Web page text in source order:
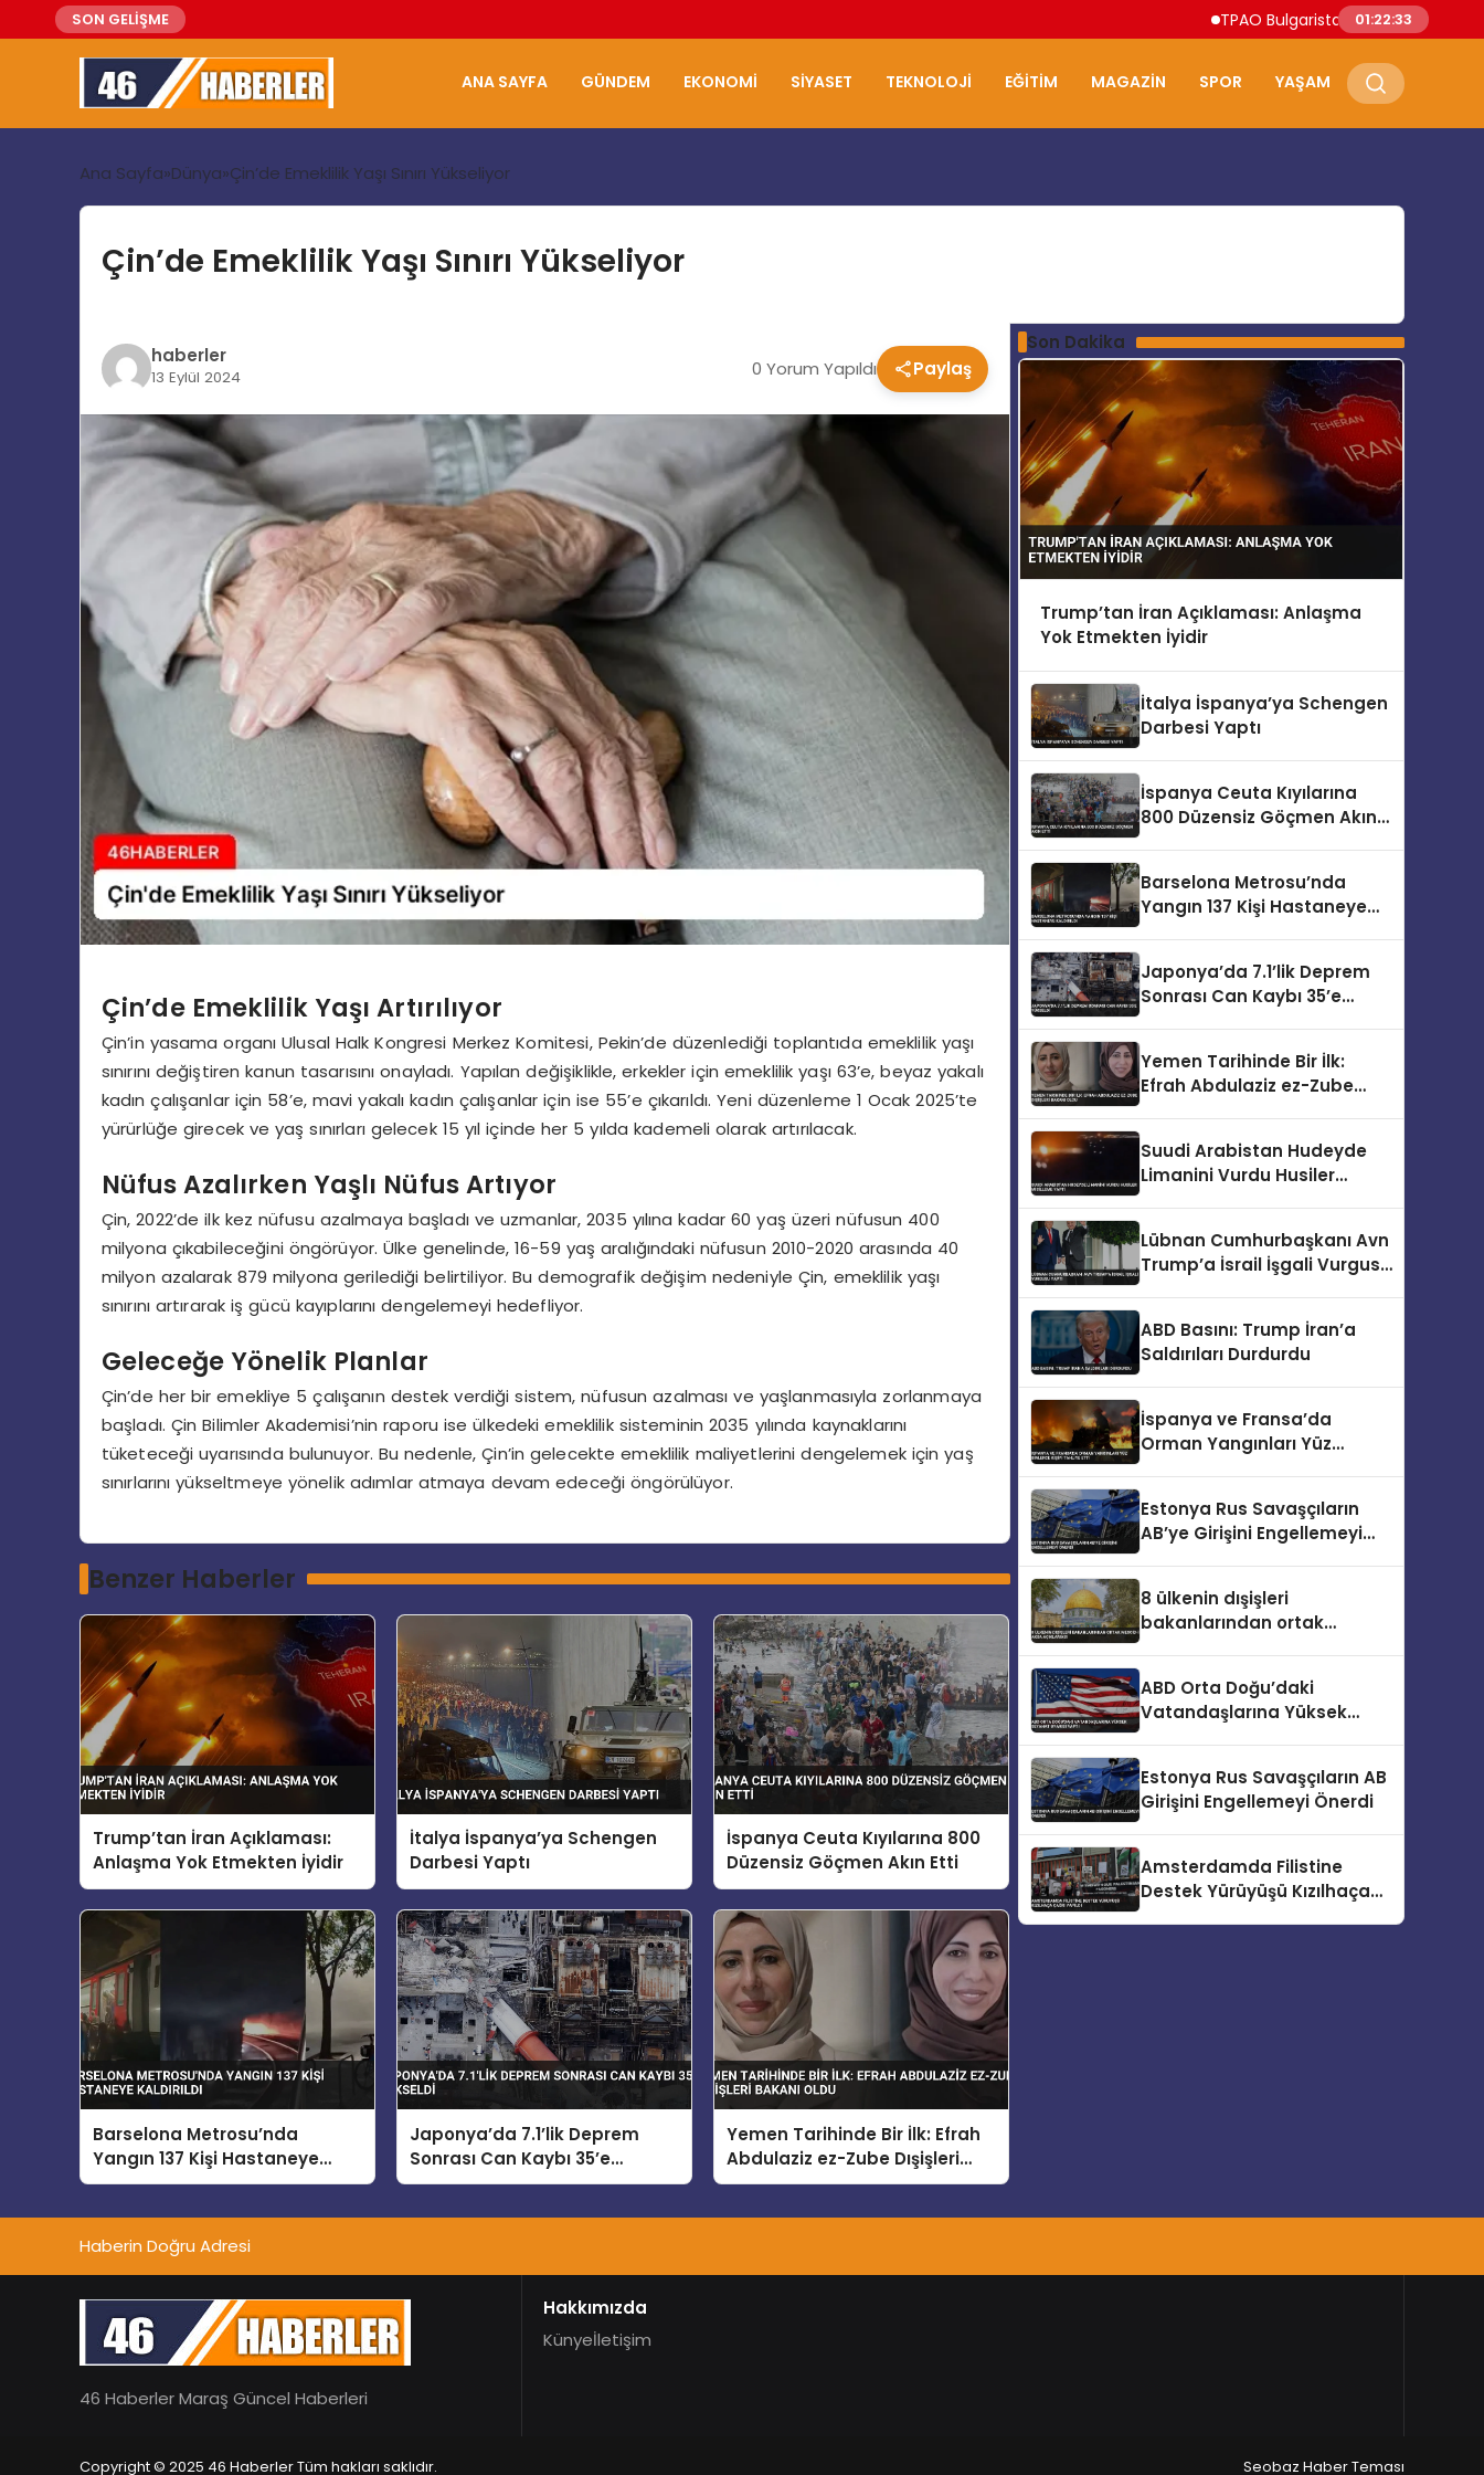
SON GELİŞME TPAO Bulgaristan Sularında Petrol ve
01:22:34
ANA SAYFA GÜNDEM EKONOMI SIYASET TEKNOLOJI EĞITIM MAGAZIN SPOR YAŞAM
Ana Sayfa Dünya Çin’de Emeklilik Yaşı Sınırı Yükseliyor
Çin’de Emeklilik Yaşı Sınırı Yükseliyor
haberler
13 Eylül 2024 0 Yorum Yapıldı Paylaş
Çin’de Emeklilik Yaşı Artırılıyor
Çin’in yasama organı Ulusal Halk Kongresi Merkez Komitesi, Pekin’de düzenlediği toplantıda emeklilik yaşı
sınırını değiştiren kanun tasarısını onayladı. Yapılan değişiklikle, erkekler için emeklilik yaşı 63’e, beyaz yakalı
kadın çalışanlar için 58’e, mavi yakalı kadın çalışanlar için ise 55’e çıkarıldı. Yeni düzenleme 1 Ocak 2025’te
yürürlüğe girecek ve yaş sınırları gelecek 15 yıl içinde her 5 yılda kademeli olarak artırılacak.
Nüfus Azalırken Yaşlı Nüfus Artıyor
Çin, 2022’de ilk kez nüfusu azalmaya başladı ve uzmanlar, 2035 yılına kadar 60 yaş üzeri nüfusun 400
milyona çıkabileceğini öngörüyor. Ülke genelinde, 16-59 yaş aralığındaki nüfusun 2010-2020 arasında 40
milyon azalarak 879 milyona gerilediği belirtiliyor. Bu demografik değişim nedeniyle Çin, emeklilik yaşı
sınırını artırarak iş gücü kayıplarını dengelemeyi hedefliyor.
Geleceğe Yönelik Planlar
Çin’de her bir emekliye 5 çalışanın destek verdiği sistem, nüfusun azalması ve yaşlanmasıyla zorlanmaya
başladı. Çin Bilimler Akademisi’nin raporu ise ülkedeki emeklilik sisteminin 2035 yılında kaynaklarını
tüketeceği uyarısında bulunuyor. Bu nedenle, Çin’in gelecekte emeklilik maliyetlerini dengelemek için yaş
sınırlarını yükseltmeye yönelik adımlar atmaya devam edeceği öngörülüyor.
Benzer Haberler
Trump’tan İran Açıklaması:
Anlaşma Yok Etmekten İyidir
İtalya İspanya’ya Schengen
Darbesi Yaptı
İspanya Ceuta Kıyılarına 800
Düzensiz Göçmen Akın Etti
Barselona Metrosu’nda
Yangın 137 Kişi Hastaneye
Kaldırıldı
Japonya’da 7.1’lik Deprem
Sonrası Can Kaybı 35’e
Yükseldi
Yemen Tarihinde Bir İlk: Efrah
Abdulaziz ez-Zube Dışişleri
Bakanı Oldu
Son Dakika
Trump’tan İran Açıklaması: Anlaşma
Yok Etmekten İyidir
İtalya İspanya’ya Schengen
Darbesi Yaptı
İspanya Ceuta Kıyılarına
800 Düzensiz Göçmen Akın
Barselona Metrosu’nda
Yangın 137 Kişi Hastaneye
Japonya’da 7.1’lik Deprem
Sonrası Can Kaybı 35’e
Yemen Tarihinde Bir İlk:
Efrah Abdulaziz ez-Zube
Suudi Arabistan Hudeyde
Limanini Vurdu Husiler
Lübnan Cumhurbaşkanı Avn
Trump’a İsrail İşgali Vurgusu
ABD Basını: Trump İran’a
Saldırıları Durdurdu
İspanya ve Fransa’da
Orman Yangınları Yüz
Estonya Rus Savaşçıların
AB’ye Girişini Engellemeyi
8 ülkenin dışişleri
bakanlarından ortak
ABD Orta Doğu’daki
Vatandaşlarına Yüksek
Estonya Rus Savaşçıların AB
Girişini Engellemeyi Önerdi
Amsterdamda Filistine
Destek Yürüyüşü Kızılhaça
Haberin Doğru Adresi
46 Haberler Maraş Güncel Haberleri
Hakkımızda
Künyeİletişim
Copyright © 2025 46 Haberler Tüm hakları saklıdır. Seobaz Haber Teması